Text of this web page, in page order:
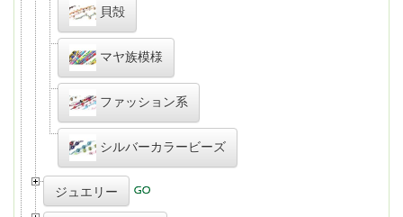
貝殻
マヤ族模様
ファッション系
シルバーカラービーズ
ジュエリー